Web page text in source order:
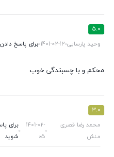
5.0
وحید پارسایی 1401-02-12 برای پاسخ
محکم و با چسبندگی خوب
3.0
محمد رضا قصری
منش
1401-02-
05
برای
شوید